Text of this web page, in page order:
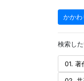
かかわ
検索し
01.